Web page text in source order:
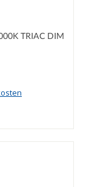
TRIAC DIM